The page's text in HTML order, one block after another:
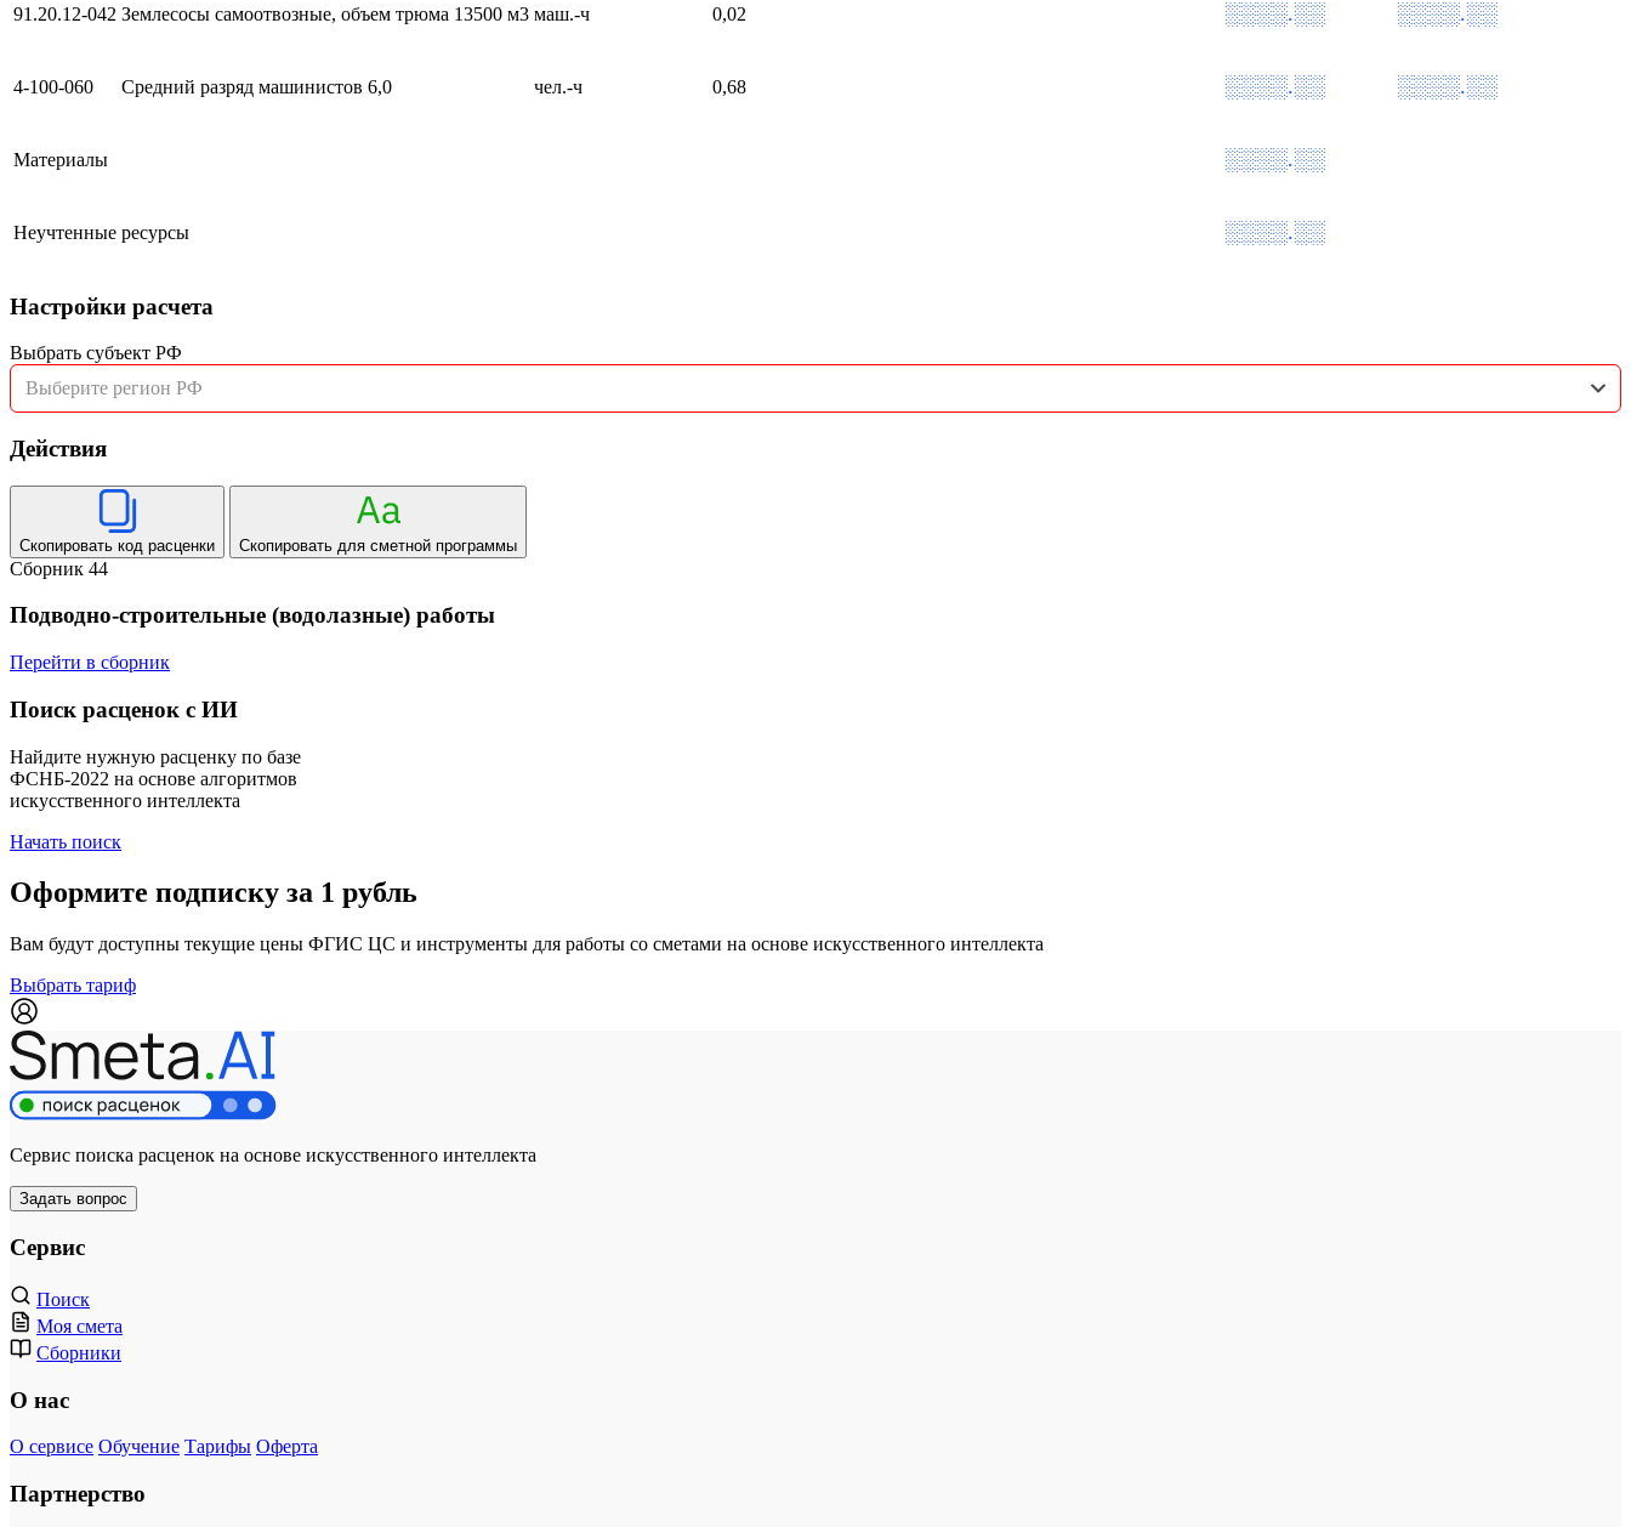
91.20.12-042 Землесосы самоотвозные, объем трюма 13500 м3 маш.-ч 0,02 ░░░░.░░ ░░░░.░░
4-100-060 Средний разряд машинистов 6,0 чел.-ч 0,68 ░░░░.░░ ░░░░.░░
Материалы ░░░░.░░
Неучтенные ресурсы ░░░░.░░
Настройки расчета
Выбрать субъект РФ
Выберите регион РФ
Действия
Скопировать код расценки Скопировать для сметной программы
Сборник 44
Подводно-строительные (водолазные) работы
Перейти в сборник
Поиск расценок с ИИ
Найдите нужную расценку по базе
ФСНБ-2022 на основе алгоритмов
искусственного интеллекта
Начать поиск
Оформите подписку за 1 рубль
Вам будут доступны текущие цены ФГИС ЦС и инструменты для работы со сметами на основе искусственного интеллекта
Выбрать тариф
Сервис поиска расценок на основе искусственного интеллекта
Задать вопрос
Сервис
Поиск
Моя смета
Сборники
О нас
О сервисе Обучение Тарифы Оферта
Партнерство